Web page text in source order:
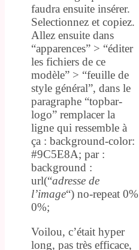
faudra ensuite insérer.
Selectionnez et copiez.
Allez ensuite dans
“apparences” > “éditer
les fichiers de ce
modèle” > “feuille de
style général”, dans le
paragraphe “topbar-
logo” remplacer la
ligne qui ressemble à
ça : background-color:
#9C5E8A; par :
background :
url(“adresse de
l’image“) no-repeat 0%
0%;
Voilou, c’était hyper
long, pas très efficace,